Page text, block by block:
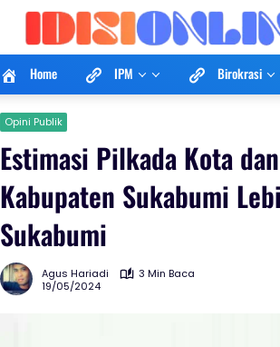
Home IPM Birokrasi
Opini Publik
Estimasi Pilkada Kota
Kabupaten Sukabumi
Sukabumi
Agus Hariadi
3 Min Baca
19/05/2024